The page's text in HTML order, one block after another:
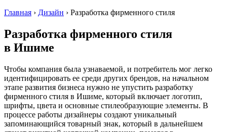
Главная › Дизайн › Разработка фирменного стиля
Разработка фирменного стиля
в Ишиме
Чтобы компания была узнаваемой, и потребитель мог легко
идентифицировать ее среди других брендов, на начальном
этапе развития бизнеса нужно не упустить разработку
фирменного стиля в Ишиме, который включает логотип,
шрифты, цвета и основные стилеобразующие элементы. В
процессе работы дизайнеры создают уникальный
запоминающийся товарный знак, который в дальнейшем